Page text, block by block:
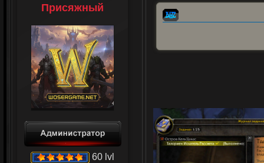
Присяжный
60 lvl